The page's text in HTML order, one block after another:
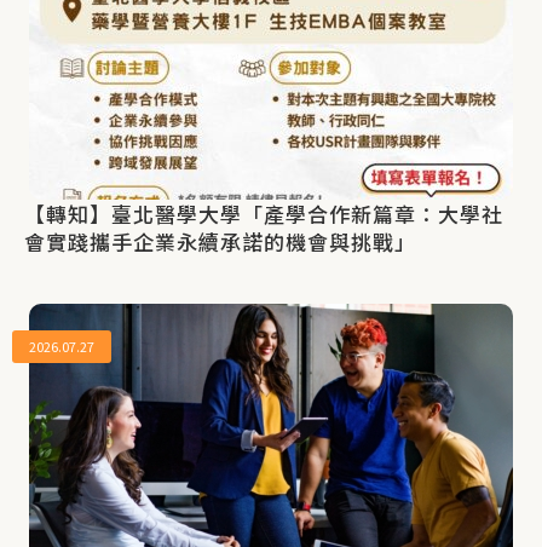
【轉知】臺北醫學大學「產學合作新篇章：大學社
會實踐攜手企業永續承諾的機會與挑戰」
2026.07.27